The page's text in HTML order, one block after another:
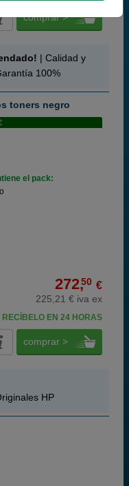
comprar >
| Calidad y
100%
toners negro
el pack:
272,50 €
225,21 € iva ex
RECÍBELO EN 24 HORAS
comprar >
HP